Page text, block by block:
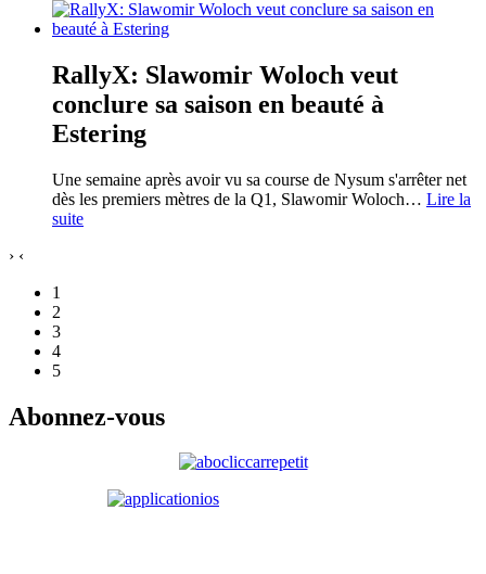
RallyX: Slawomir Woloch veut
conclure sa saison en beauté à
Estering
Une semaine après avoir vu sa course de Nysum s'arrêter net
dès les premiers mètres de la Q1, Slawomir Woloch… Lire la
suite
› ‹
1
2
3
4
5
Abonnez-vous